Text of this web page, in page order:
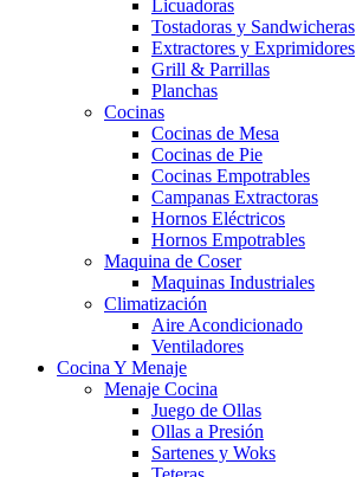
Licuadoras
Tostadoras y Sandwicheras
Extractores y Exprimidores
Grill & Parrillas
Planchas
Cocinas
Cocinas de Mesa
Cocinas de Pie
Cocinas Empotrables
Campanas Extractoras
Hornos Eléctricos
Hornos Empotrables
Maquina de Coser
Maquinas Industriales
Climatización
Aire Acondicionado
Ventiladores
Cocina Y Menaje
Menaje Cocina
Juego de Ollas
Ollas a Presión
Sartenes y Woks